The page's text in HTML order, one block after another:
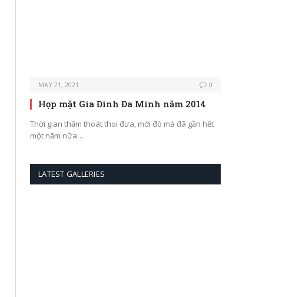
MAY 21, 2021 0
Họp mặt Gia Đình Đa Minh năm 2014
Thời gian thấm thoát thoi đưa, mới đó mà đã gần hết
một năm nữa…
LATEST GALLERIES